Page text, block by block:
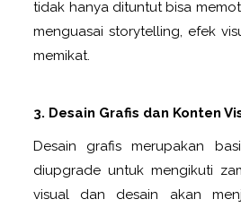
tidak hanya dituntut bisa
menguasai storytelling, efek
memikat.
3. Desain Grafis dan Konten
Desain grafis merupakan
diupgrade untuk mengikuti
visual dan desain akan